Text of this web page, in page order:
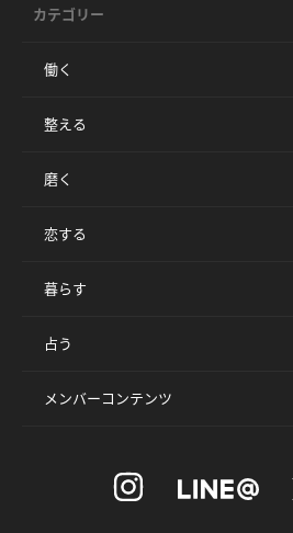
カテゴリー
働く
整える
磨く
恋する
暮らす
占う
メンバーコンテンツ